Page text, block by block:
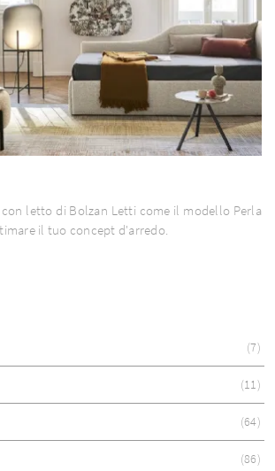
letto di Bolzan Letti come il modello Perla
il tuo concept d'arredo.
7
11
64
86